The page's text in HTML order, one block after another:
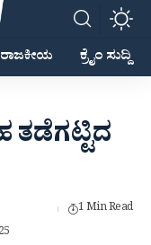
ರಾಜಕೀಯ ಕ್ರೈಂ ಸುದ್ದಿ
ತಡೆಗಟ್ಟಿದ
1 Min Read